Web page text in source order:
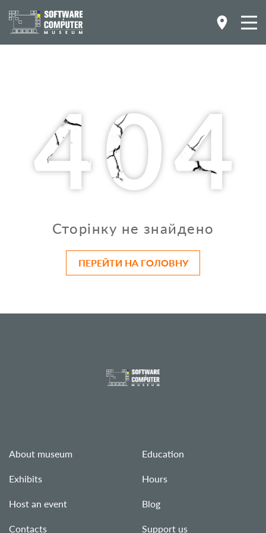
Сторінку не знайдено
ПЕРЕЙТИ НА ГОЛОВНУ
About museum
Exhibits
Host an event
Contacts
Education
Hours
Blog
Support us